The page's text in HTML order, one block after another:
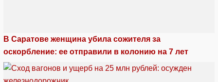
В Саратове женщина убила сожителя за
оскорбление: ее отправили в колонию на 7 лет